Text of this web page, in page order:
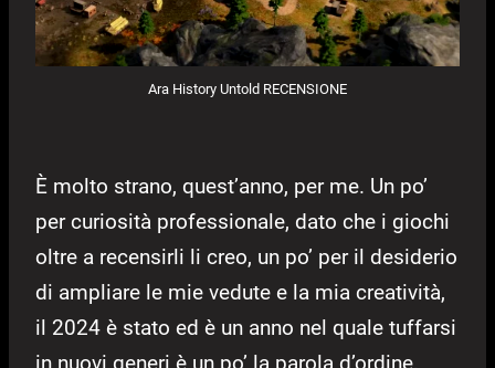
Ara History Untold RECENSIONE
È molto strano, quest’anno, per me. Un po’
per curiosità professionale, dato che i giochi
oltre a recensirli li creo, un po’ per il desiderio
di ampliare le mie vedute e la mia creatività,
il 2024 è stato ed è un anno nel quale tuffarsi
in nuovi generi è un po’ la parola d’ordine.